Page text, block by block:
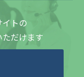
イトの
だけます